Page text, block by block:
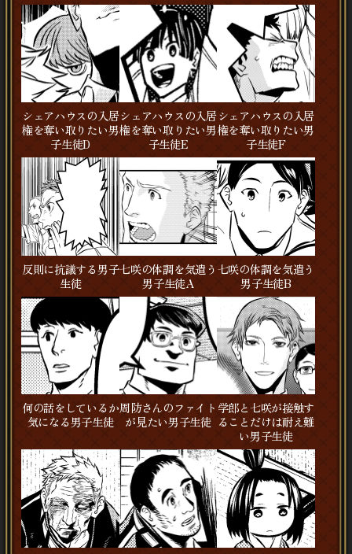
シェアハウスの入居
権を奪い取りたい男
子生徒D
シェアハウスの入居
権を奪い取りたい男
子生徒E
シェアハウスの入居
権を奪い取りたい男
子生徒F
反則に抗議する男子
生徒
七咲の体調を気遣う
男子生徒A
七咲の体調を気遣う
男子生徒B
何の話をしているか
気になる男子生徒
周防さんのファイト
が見たい男子生徒
学郎と七咲が接触す
ることだけは耐え難
い男子生徒